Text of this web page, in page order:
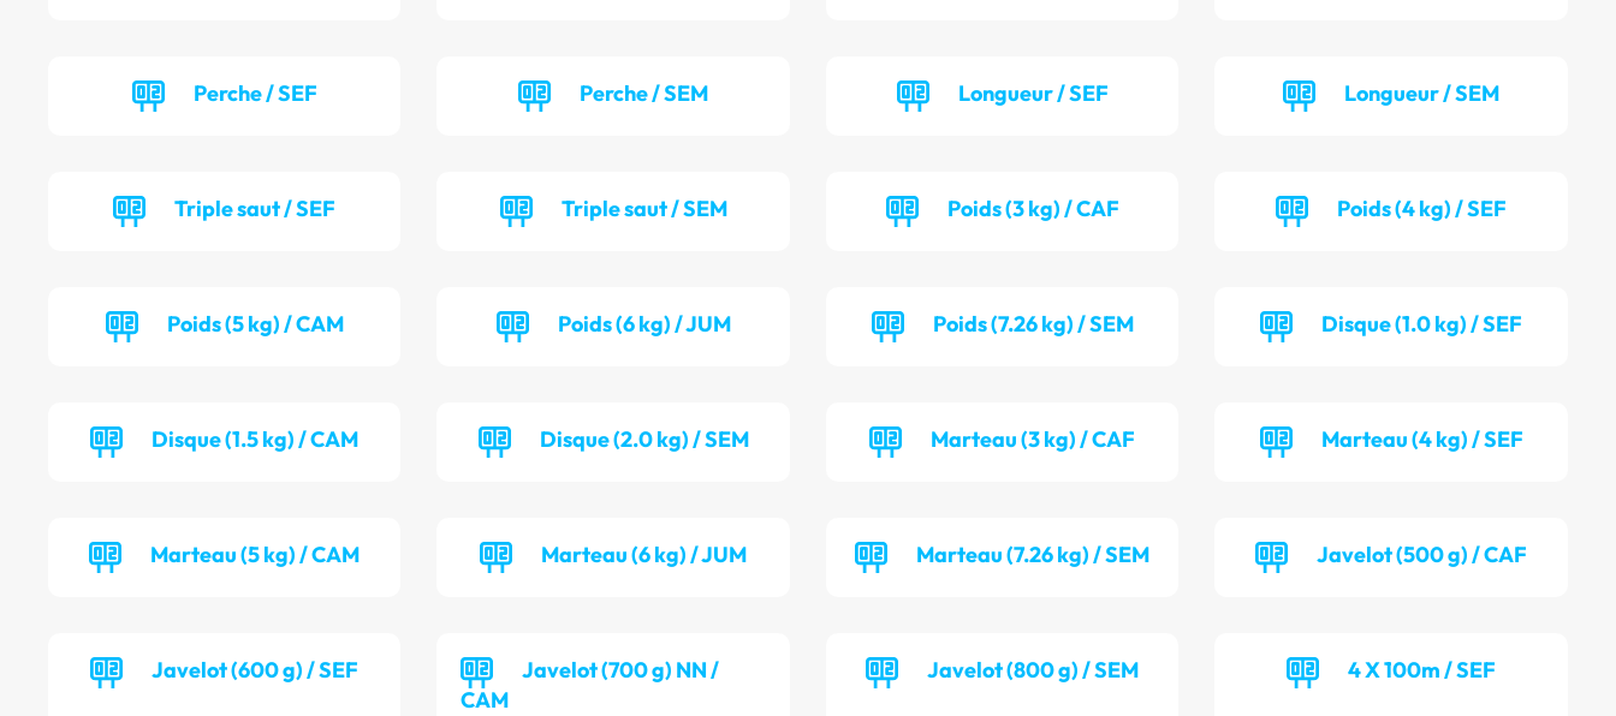
Perche / SEF Perche / SEM Longueur / SEF Longueur / SEM
Triple saut / SEF Triple saut / SEM Poids (3 kg) / CAF Poids (4 kg) / SEF
Poids (5 kg) / CAM Poids (6 kg) / JUM Poids (7.26 kg) / SEM Disque (1.0 kg) / SEF
Disque (1.5 kg) / CAM Disque (2.0 kg) / SEM Marteau (3 kg) / CAF Marteau (4 kg) / SEF
Marteau (5 kg) / CAM Marteau (6 kg) / JUM Marteau (7.26 kg) / SEM Javelot (500 g) / CAF
Javelot (600 g) / SEF
Javelot (700 g) NN /
CAM
Javelot (800 g) / SEM 4 X 100m / SEF